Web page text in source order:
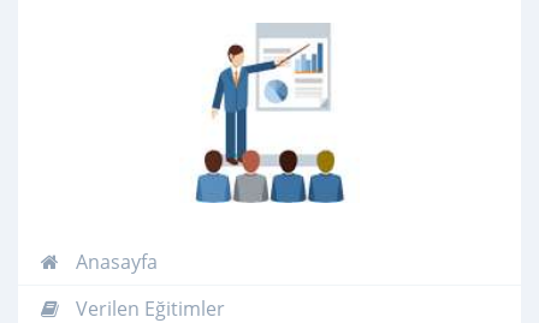
Anasayfa
Verilen Eğitimler